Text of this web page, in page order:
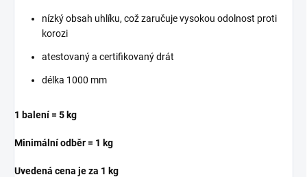
nízký obsah uhlíku, což zaručuje vysokou odolnost proti
korozi
atestovaný a certifikovaný drát
délka 1000 mm
1 balení = 5 kg
Minimální odběr = 1 kg
Uvedená cena je za 1 kg